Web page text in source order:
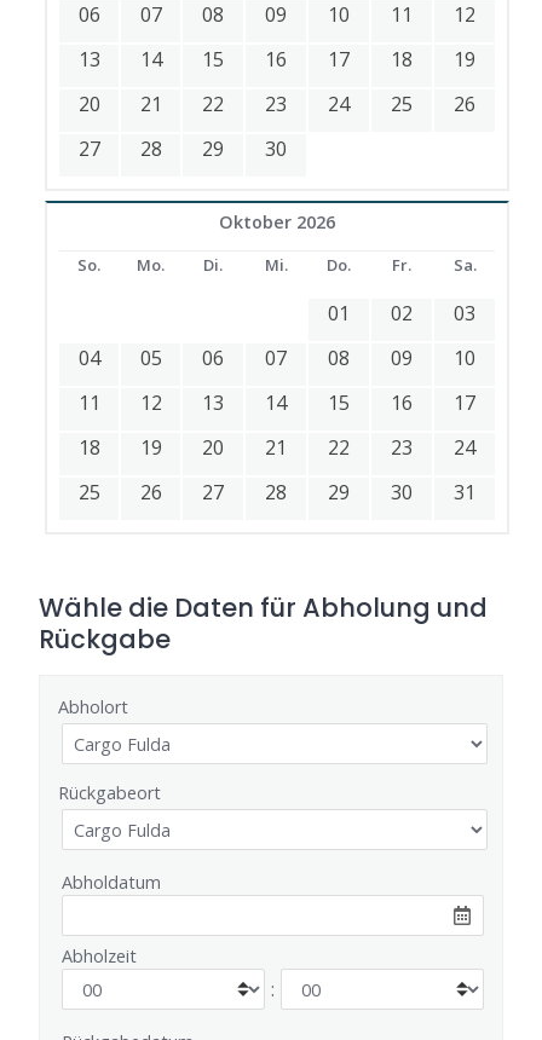
06
07 08 09 10 11
12
13
14 15 16 17 18
19
20
21 22 23 24 25
26
27
28 29 30
Oktober 2026
So. Mo. Di. Mi. Do. Fr. Sa.
01 02
03
04
05 06 07 08 09
10
11
12 13 14 15 16
17
18
19 20 21 22 23
24
25
26 27 28 29 30 31
Wähle die Daten für Abholung und
Rückgabe
Abholort
Rückgabeort
Abholdatum
Abholzeit
: